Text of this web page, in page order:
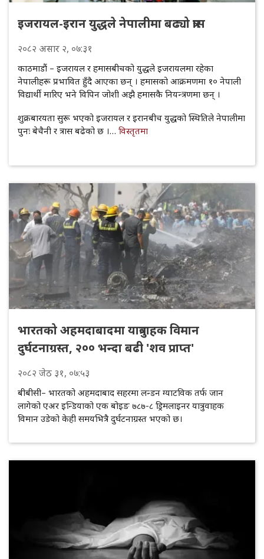
इजरायल-इरान युद्धले नेपालीमा बढ्यो त्रास
२०८२ असार २, ०७:३१
काठमाडौं – इजरायल र हमासबीचको युद्धले इजरायलमा रहेका
नेपालीहरू प्रभावित हुँदै आएका छन् । हमासको आक्रमणमा १० नेपाली
विद्यार्थी मारिए भने विपिन जोशी अझै हमासकै नियन्त्रणमा छन् ।
शुक्रबारयता सुरू भएको इजरायल र इरानबीच युद्धको स्थितिले नेपालीमा
पुनः बेचैनी र त्रास बढेको छ ।… विस्तृतमा
भारतको अहमदाबादमा यात्रुवाहक विमान
दुर्घटनाग्रस्त, २०० भन्दा बढी 'शव प्राप्त'
२०८२ जेठ ३१, ०७:५३
बीबीसी– भारतको अहमदाबाद सहरमा लन्डन ग्याटविक तर्फ जान
लागेको एअर इन्डियाको एक बोइङ ७८७-८ ड्रिमलाइनर यात्रुवाहक
विमान उडेको केही समयभित्रै दुर्घटनाग्रस्त भएको छ।